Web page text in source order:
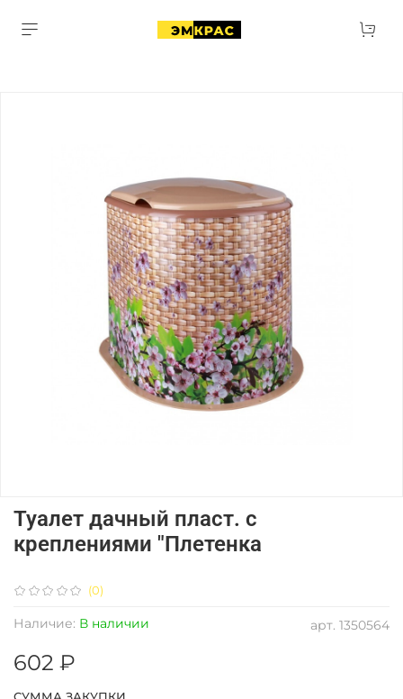
(0)
арт. 1350564
Наличие: В наличии
Туалет дачный пласт. с
креплениями "Плетенка
602 ₽